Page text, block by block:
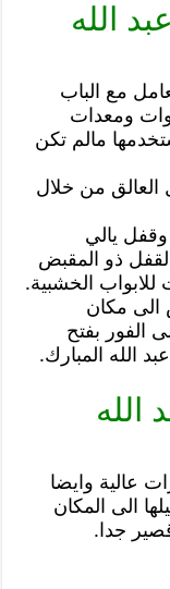
الله
مع الباب
ومعدات
مالم تكن
العالق من خلال
وقفل يالي
ذو المقبض
الخشبية.
الى مكان
الفور بفتح
الله المبارك.
عالية وايضا
الى المكان
جدا.